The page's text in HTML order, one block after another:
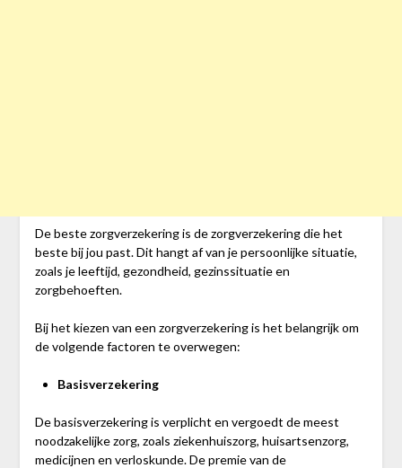
De beste zorgverzekering is de zorgverzekering die het
beste bij jou past. Dit hangt af van je persoonlijke situatie,
zoals je leeftijd, gezondheid, gezinssituatie en
zorgbehoeften.
Bij het kiezen van een zorgverzekering is het belangrijk om
de volgende factoren te overwegen:
Basisverzekering
De basisverzekering is verplicht en vergoedt de meest
noodzakelijke zorg, zoals ziekenhuiszorg, huisartsenzorg,
medicijnen en verloskunde. De premie van de